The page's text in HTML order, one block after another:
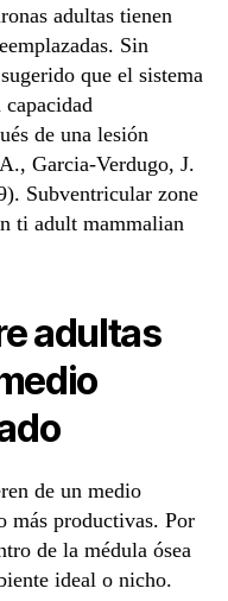
adultas tienen
Sin
que el sistema
de una lesión
Garcia-Verdugo, J.
Subventricular zone
ti adult mammalian
adultas
de un medio
más productivas. Por
de la médula ósea
ideal o nicho.